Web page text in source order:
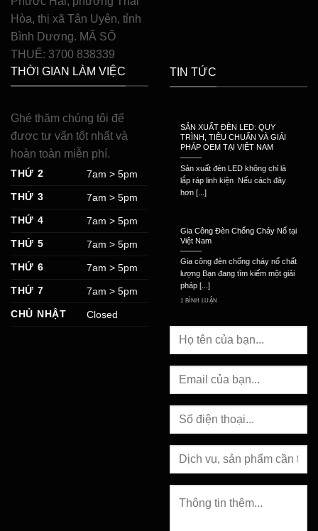
Hòa, thị xã Tân Uyên, tỉnh
Bình Dương. MÃ SỐ
THUẾ: 3700 838339
THỜI GIAN LÀM VIỆC
Ghé thăm chúng tôi để
được tư vấn tốt nhất và
hoàn toàn miễn phí.
THỨ 2
7am > 5pm
THỨ 3
7am > 5pm
THỨ 4
7am > 5pm
THỨ 5
7am > 5pm
THỨ 6
7am > 5pm
THỨ 7
7am > 5pm
CHỦ NHẬT
Closed
TIN TỨC
SẢN XUẤT ĐÈN LED: QUY
TRÌNH, TIÊU CHUẨN VÀ GIẢI
PHÁP OEM TẠI VIỆT NAM
Sản xuất đèn LED không chỉ là
lắp ráp linh kiện Nếu cách đây
hơn [...]
Gia Công Đèn Chống Cháy Nổ tại
Việt Nam
Gia công đèn chống cháy nổ chất
lượng Bạn đang tìm kiếm một giải
pháp [...]
1 BÌNH LUẬN